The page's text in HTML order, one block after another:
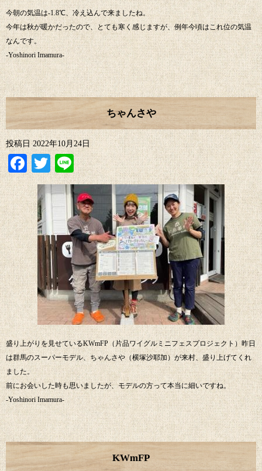
今朝の気温は-1.8℃、冷え込んで来ましたね。
今年は秋が暖かだったので、とても寒く感じますが、例年今頃はこれ位の気温
なんです。
-Yoshinori Imamura-
ちゃんさや
投稿日 2022年10月24日
Facebook
Twitter
Line
盛り上がりを見せているKWmFP（片品ワイグルミニフェスプロジェクト）昨日
は群馬のスーパーモデル、ちゃんさや（横塚沙耶加）が来村、盛り上げてくれ
ました。
前にお会いした時も思いましたが、モデルの方って本当に細いですね。
-Yoshinori Imamura-
KWmFP